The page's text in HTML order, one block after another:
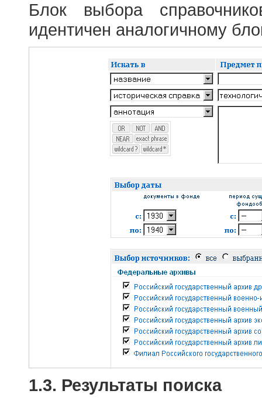
Блок выбора
идентичен аналогичному
1.3. Результаты поиска